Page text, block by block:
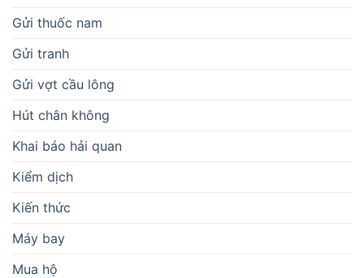
Gửi thuốc nam
Gửi tranh
Gửi vợt cầu lông
Hút chân không
Khai báo hải quan
Kiểm dịch
Kiến thức
Máy bay
Mua hộ